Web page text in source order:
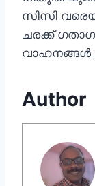
സിസി
ചരക്ക്
വാഹനങ്ങള്‍
Author